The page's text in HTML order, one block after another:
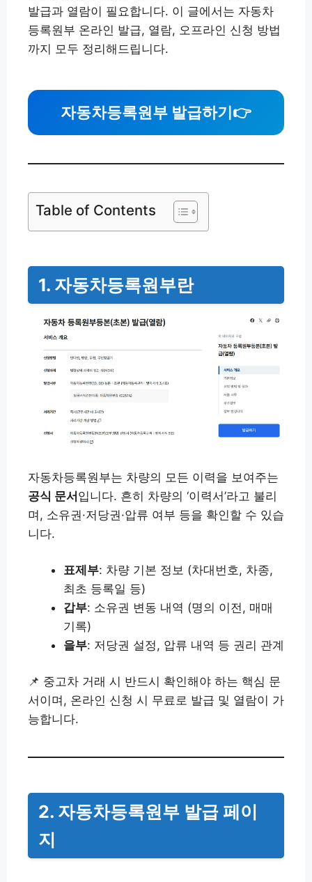
발급과 열람이 필요합니다. 이 글에서는 자동차
등록원부 온라인 발급, 열람, 오프라인 신청 방법
까지 모두 정리해드립니다.
자동차등록원부 발급하기👉
Table of Contents
1. 자동차등록원부란
자동차등록원부는 차량의 모든 이력을 보여주는
공식 문서입니다. 흔히 차량의 ‘이력서’라고 불리
며, 소유권·저당권·압류 여부 등을 확인할 수 있습
니다.
표제부: 차량 기본 정보 (차대번호, 차종,
최초 등록일 등)
갑부: 소유권 변동 내역 (명의 이전, 매매
기록)
을부: 저당권 설정, 압류 내역 등 권리 관계
📌 중고차 거래 시 반드시 확인해야 하는 핵심 문
서이며, 온라인 신청 시 무료로 발급 및 열람이 가
능합니다.
2. 자동차등록원부 발급 페이
지